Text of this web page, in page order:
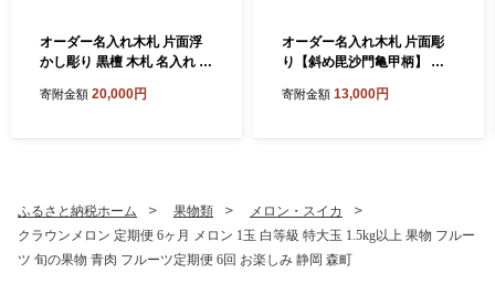
オーダー名入れ木札 片面浮
かし彫り 黒檀 木札 名入れ 静
寄附金額 20,000円
オーダー名入れ木札 片面彫
り【斜め毘沙門亀甲柄】 良
寄附金額 13,000円
ふるさと納税ホーム 果物類
メロン・スイカ
クラウンメロン 定期便 6ヶ月 メロン 1玉 白等級 特大玉 1.5kg以上 果物 フルー
ツ 旬の果物 青肉 フルーツ定期便 6回 お楽しみ 静岡 森町